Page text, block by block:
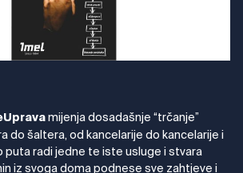
mijenja dosadašnje “trčanje”
do šaltera, od kancelarije do kancelarije i
puta radi jedne te iste usluge i stvara
iz svoga doma podnese sve zahtjeve i